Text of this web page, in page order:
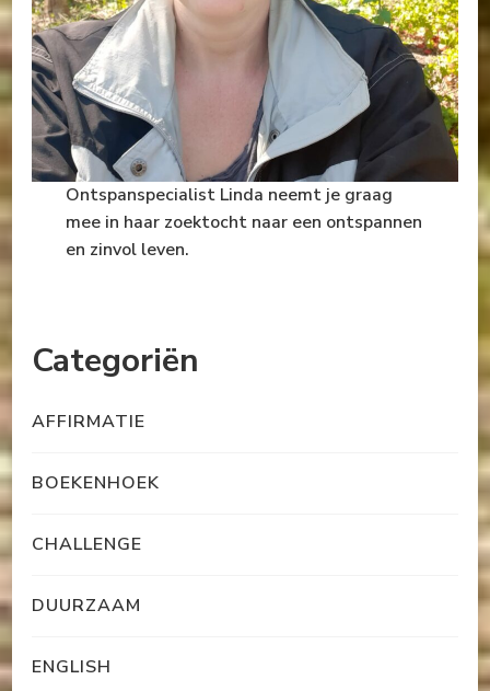
Ontspanspecialist Linda neemt je graag
mee in haar zoektocht naar een ontspannen
en zinvol leven.
Categoriën
AFFIRMATIE
BOEKENHOEK
CHALLENGE
DUURZAAM
ENGLISH